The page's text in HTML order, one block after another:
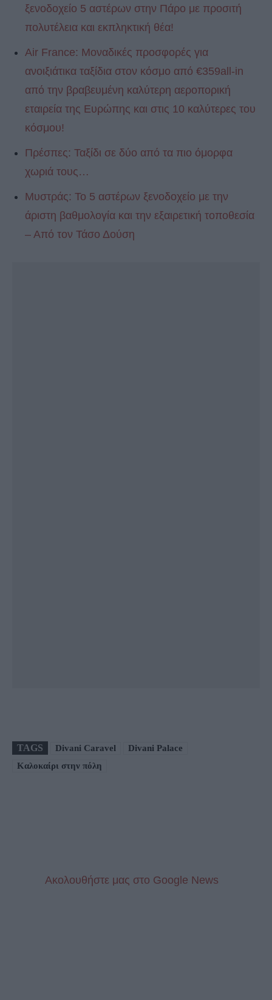
ξενοδοχείο 5 αστέρων στην Πάρο με προσιτή
πολυτέλεια και εκπληκτική θέα!
Air France: Μοναδικές προσφορές για
ανοιξιάτικα ταξίδια στον κόσμο από €359all-in
από την βραβευμένη καλύτερη αεροπορική
εταιρεία της Ευρώπης και στις 10 καλύτερες του
κόσμου!
Πρέσπες: Ταξίδι σε δύο από τα πιο όμορφα
χωριά τους…
Μυστράς: Το 5 αστέρων ξενοδοχείο με την
άριστη βαθμολογία και την εξαιρετική τοποθεσία
– Από τον Τάσο Δούση
TAGS Divani Caravel
Divani Palace
Καλοκαίρι στην πόλη
Aκολουθήστε μας στo Google News